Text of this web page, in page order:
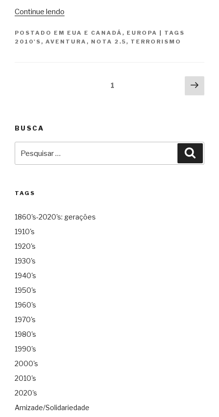
Continue lendo
–
Jack
POSTADO EM EUA E CANADÁ , EUROPA
TAGS
2010'S , AVENTURA , NOTA 2.5 , TERRORISMO
1
BUSCA
por:
TAGS
1860's-2020's: gerações
1910's
1920's
1930's
1940's
1950's
1960's
1970's
1980's
1990's
2000's
2010's
2020's
Amizade/Solidariedade